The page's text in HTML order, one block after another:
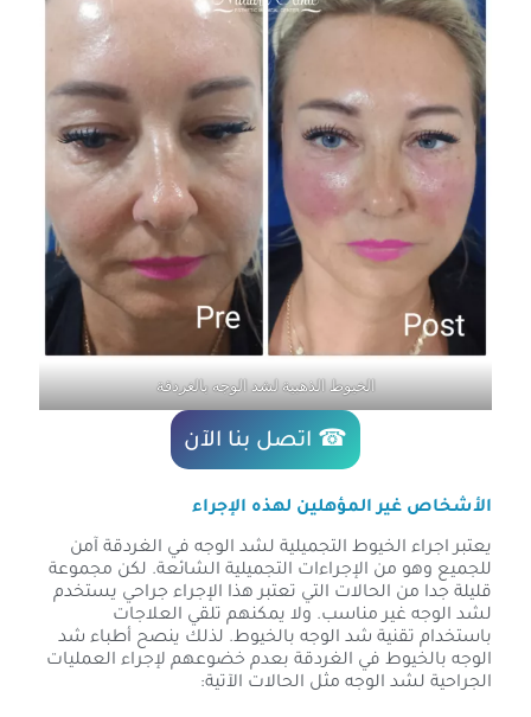
الخيوط الذهبية لشد الوجه بالغردقة
☎ اتصل بنا الآن
الأشخاص غير المؤهلين لهذه الإجراء
يعتبر اجراء الخيوط التجميلية لشد الوجه في الغردقة آمن
للجميع وهو من الإجراءات التجميلية الشائعة. لكن مجموعة
قليلة جدا من الحالات التي تعتبر هذا الإجراء جراحي يستخدم
لشد الوجه غير مناسب. ولا يمكنهم تلقي العلاجات
باستخدام تقنية شد الوجه بالخيوط. لذلك ينصح أطباء شد
الوجه بالخيوط في الغردقة بعدم خضوعهم لإجراء العمليات
الجراحية لشد الوجه مثل الحالات الآتية: